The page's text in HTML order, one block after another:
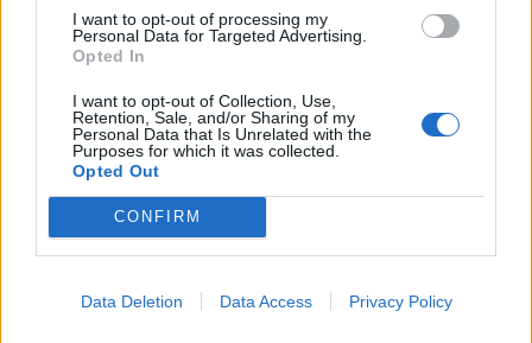
I want to opt-out of processing my
Personal Data for Targeted Advertising.
Opted In
I want to opt-out of Collection, Use,
Retention, Sale, and/or Sharing of my
Personal Data that Is Unrelated with the
Purposes for which it was collected.
Opted Out
CONFIRM
Data Deletion Data Access Privacy Policy